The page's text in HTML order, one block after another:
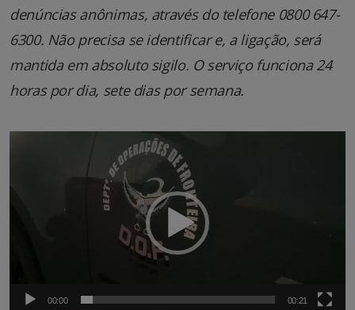
denúncias anônimas, através do telefone 0800 647-
6300. Não precisa se identificar e, a ligação, será
mantida em absoluto sigilo. O serviço funciona 24
horas por dia, sete dias por semana.
00:00 00:21